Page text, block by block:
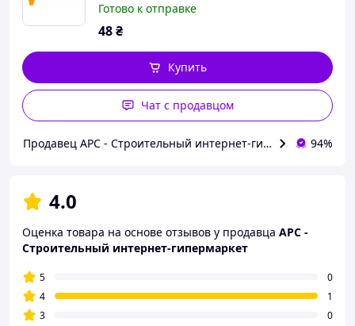
Готово к отправке
48₴
Купить
Чат с продавцом
Продавец АРС - Строительный интернет-гипермаркет94%
4.0
Оценка товара на основе отзывов у продавца АРС -
Строительный интернет-гипермаркет
5
0
4
1
3
0